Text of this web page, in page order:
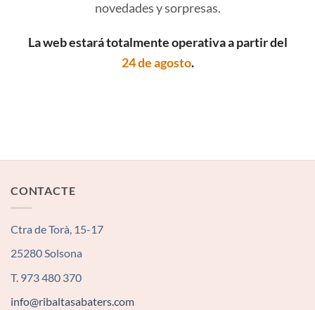
novedades y sorpresas.
La web estará totalmente operativa a partir del
24 de agosto.
CONTACTE
Ctra de Torà, 15-17
25280 Solsona
T. 973 480 370
info@ribaltasabaters.com